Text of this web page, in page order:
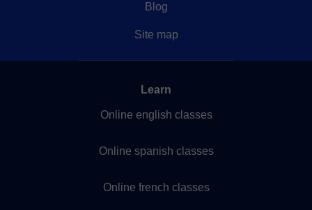
Blog
Site map
Learn
Online english classes
Online spanish classes
Online french classes